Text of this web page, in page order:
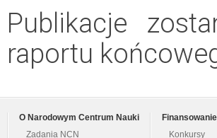
Publikacje
raportu
O Narodowym Centrum Nauki
Zadania NCN
Konkursy